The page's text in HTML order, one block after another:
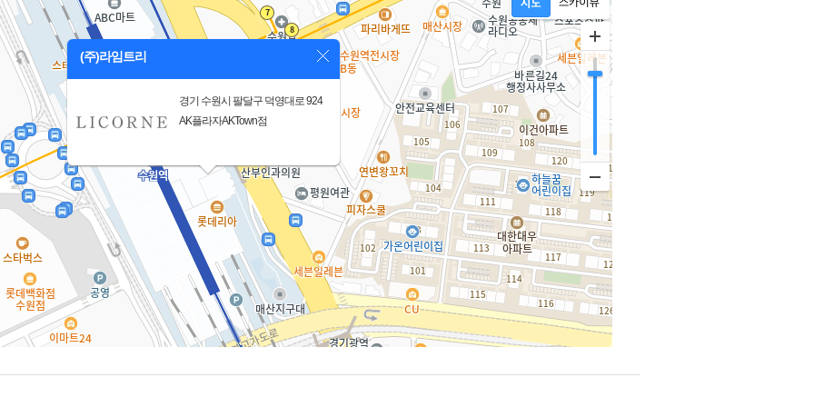
(주)라임트리
경기 수원시 팔달구 덕영대로 924
AK플라자AKTown점